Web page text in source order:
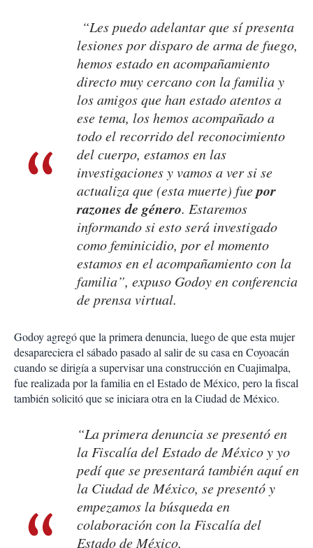
“Les puedo adelantar que sí presenta
lesiones por disparo de arma de fuego,
hemos estado en acompañamiento
directo muy cercano con la familia y
los amigos que han estado atentos a
ese tema, los hemos acompañado a
todo el recorrido del reconocimiento
del cuerpo, estamos en las
investigaciones y vamos a ver si se
actualiza que (esta muerte) fuepor
razones de género. Estaremos
informando si esto será investigado
como feminicidio, por el momento
estamos en el acompañamiento con la
familia”, expuso Godoy en conferencia
de prensa virtual.
Godoy agregó que la primera denuncia, luego de que esta mujer
desapareciera el sábado pasado al salir de su casa en Coyoacán
cuando se dirigía a supervisar una construcción en Cuajimalpa,
fue realizada por la familia en el Estado de México, pero la fiscal
también solicitó que se iniciara otra en la Ciudad de México.
“La primera denuncia se presentó en
la Fiscalía del Estado de México y yo
pedí que se presentará también aquí en
la Ciudad de México, se presentó y
empezamos la búsqueda en
colaboración con la Fiscalía del
Estado de México,